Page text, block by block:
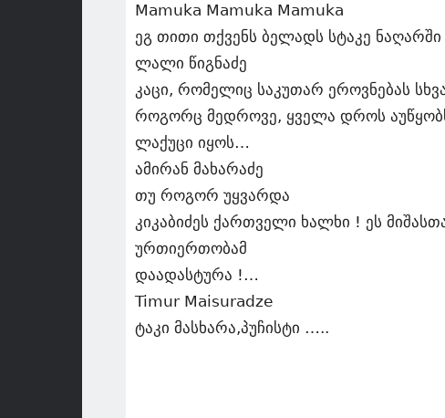
Mamuka Mamuka Mamuka
ეგ თითი თქვენს ბელადს სტაკე ნაღარში
ლალი წიგნაძე
კაცი, რომელიც საკუთარ ეროვნებას
როგორც მედროვე, ყველა დროს
ლაქუცი იყოს…
ამირან მახარაძე
თუ როგორ უყვარდა
კიკაბიძეს ქართველი ხალხი ! ეს
ურთიერთობამ
დაადასტურა !…
Timur Maisuradze
ტაკი მასხარა,პუჩისტი …..